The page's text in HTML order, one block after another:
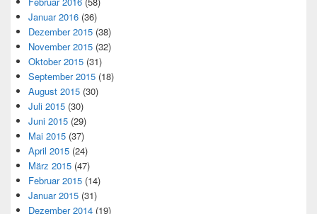
Januar 2016 (36)
Dezember 2015 (38)
November 2015 (32)
Oktober 2015 (31)
September 2015 (18)
August 2015 (30)
Juli 2015 (30)
Juni 2015 (29)
Mai 2015 (37)
April 2015 (24)
März 2015 (47)
Februar 2015 (14)
Januar 2015 (31)
Dezember 2014 (19)